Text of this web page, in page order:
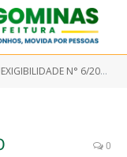
2022-00018 (CONTRATAÇÃO DE PROFISSIONAIS DO SETOR ARTÍSTICO, DE RECONHECIMENTO PERANTE A OPNIÃO PÚBLICA ESTADUAL, PARA REALIZAÇÃO DE SHOW MUSICAL DURANTE O RÉVEILLON 2022/2023)
0